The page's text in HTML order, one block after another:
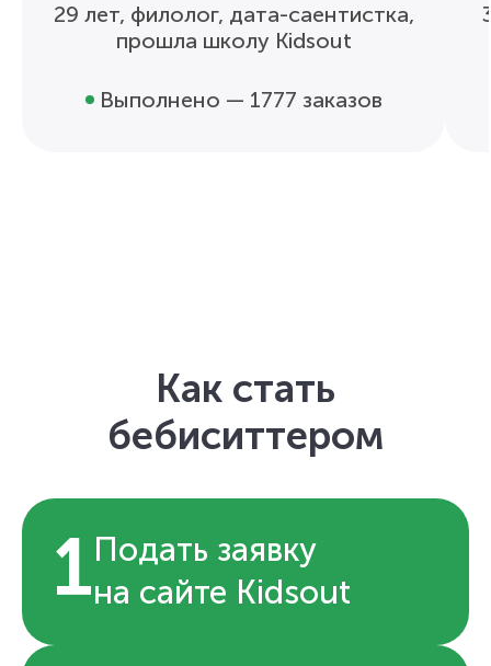
29 лет, филолог, дата-саентистка,
прошла школу Kidsout
Выполнено — 1777 заказов
Как стать
бебиситтером
1Подать заявку
на сайте Kidsout